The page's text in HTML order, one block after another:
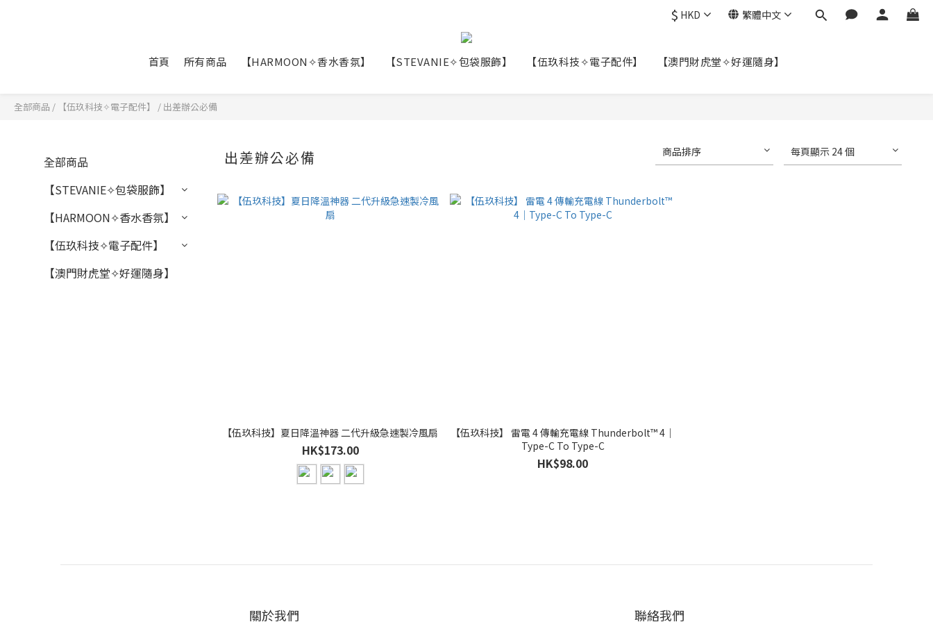
$ HKD 繁體中文
首頁 所有商品 【HARMOON✧香水香氛】 【STEVANIE✧包袋服飾】 【伍玖科技✧電子配件】 【澳門財虎堂✧好運隨身】
全部商品 / 【伍玖科技✧電子配件】 / 出差辦公必備
全部商品
【STEVANIE✧包袋服飾】
【HARMOON✧香水香氛】
【伍玖科技✧電子配件】
【澳門財虎堂✧好運隨身】
出差辦公必備 商品排序 每頁顯示 24 個
【伍玖科技】夏日降溫神器 二代升級急速製冷風扇
HK$173.00
【伍玖科技】 雷電 4 傳輸充電線 Thunderbolt™ 4｜
Type-C To Type-C
HK$98.00
關於我們 聯絡我們